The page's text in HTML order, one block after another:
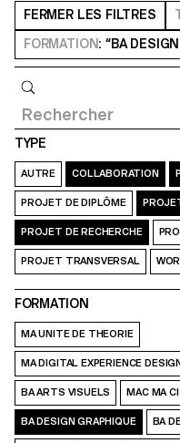
FERMER LES FILTRES
FORMATION: “BA
TYPE
AUTRE COLLABORATION
PROJET DE DIPLÔME
PROJET DE RECHERCHE
PROJET TRANSVERSAL
FORMATION
MA UNITE DE THEORIE
MA DIGITAL EXPERIENCE
BA ARTS VISUELS MAC MA CI
BA DESIGN GRAPHIQUE BA